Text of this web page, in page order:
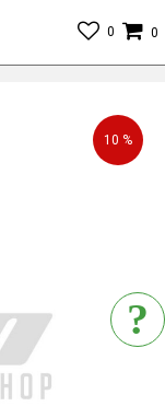
0
0
10 %